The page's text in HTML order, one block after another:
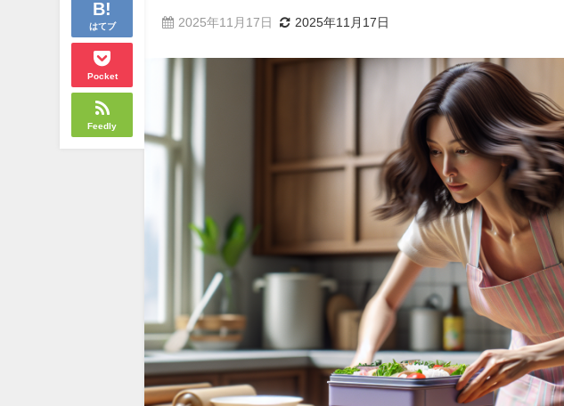
はてブ
Pocket
Feedly
2025年11月17日 2025年11月17日